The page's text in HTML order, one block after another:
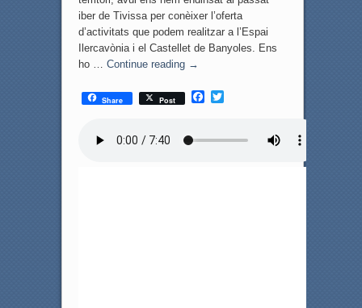
iber de Tivissa per conèixer l’oferta
d’activitats que podem realitzar a l’Espai
Ilercavònia i el Castellet de Banyoles. Ens
ho … Continue reading →
Share Post
F
T